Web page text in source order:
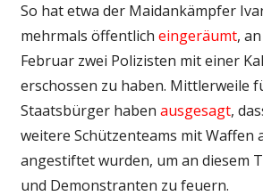
So hat etwa der Maidankämpfer
mehrmals öffentlich eingeräumt,
Februar zwei Polizisten mit einer
erschossen zu haben. Mittlerweile
Staatsbürger haben ausgesagt,
weitere Schützenteams mit Waffen
angestiftet wurden, um an diesem
und Demonstranten zu feuern.